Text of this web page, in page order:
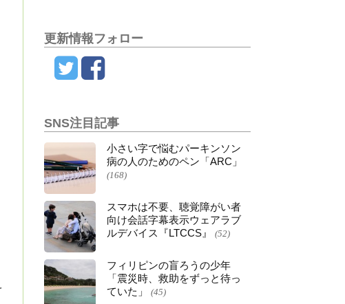
更新情報フォロー
SNS注目記事
小さい字で悩むパーキンソン
病の人のためのペン「ARC」
(168)
スマホは不要、聴覚障がい者
向け会話字幕表示ウェアラブ
ルデバイス『LTCCS』
(52)
フィリピンの盲ろうの少年
「震災時、救助をずっと待っ
ていた」
(45)